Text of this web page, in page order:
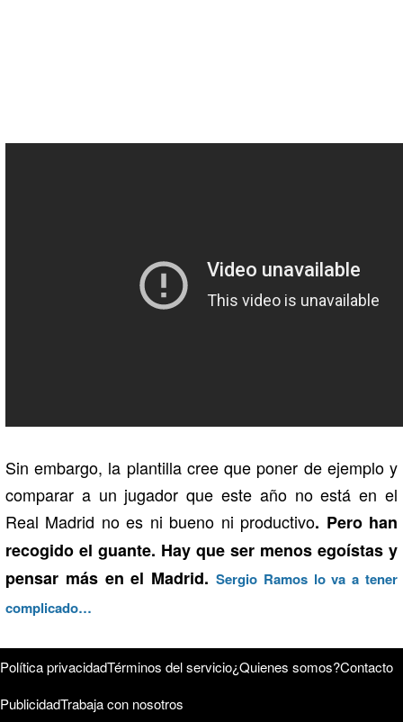
Sin embargo, la plantilla cree que poner de ejemplo y
comparar a un jugador que este año no está en el
Real Madrid no es ni bueno ni productivo. Pero han
recogido el guante. Hay que ser menos egoístas y
pensar más en el Madrid. Sergio Ramos lo va a tener
complicado…
Política privacidadTérminos del servicio¿Quienes somos?Contacto
PublicidadTrabaja con nosotros